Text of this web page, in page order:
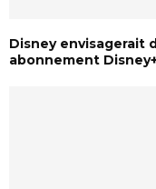
Disney envisagerait
abonnement